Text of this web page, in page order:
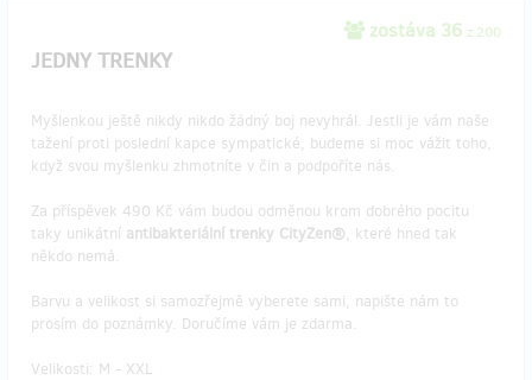
zostáva 36 z 200
JEDNY TRENKY
Myšlenkou ještě nikdy nikdo žádný boj nevyhrál. Jestli je vám naše
tažení proti poslední kapce sympatické, budeme si moc vážit toho,
když svou myšlenku zhmotníte v čin a podpoříte nás.
Za příspěvek 490 Kč vám budou odměnou krom dobrého pocitu
taky unikátní antibakteriální trenky CityZen®, které hned tak
někdo nemá.
Barvu a velikost si samozřejmě vyberete sami, napište nám to
prosím do poznámky. Doručíme vám je zdarma.
Velikosti: M - XXL